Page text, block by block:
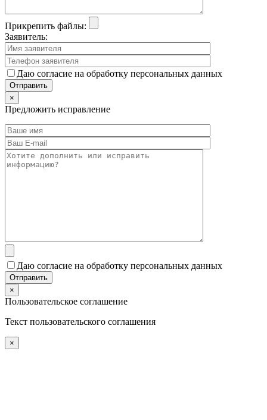
Прикрепить файлы:
Заявитель:
Даю согласие на обработку персональных данных
×
Предложить исправление
Даю согласие на обработку персональных данных
×
Пользовательское соглашение
Текст пользовательского соглашения
×